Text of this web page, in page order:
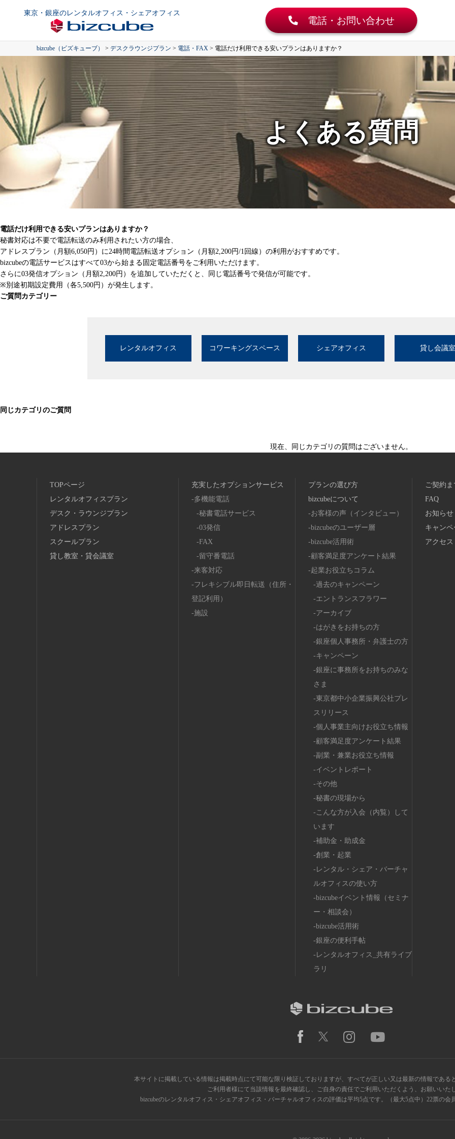
東京・銀座のレンタルオフィス・シェアオフィス
電話・お問い合わせ
bizcube（ビズキューブ） > デスクラウンジプラン > 電話・FAX > 電話だけ利用できる安いプランはありますか？
よくある質問
電話だけ利用できる安いプランはありますか？
秘書対応は不要で電話転送のみ利用されたい方の場合、
アドレスプラン（月額6,050円）に24時間電話転送オプション（月額2,200円/1回線）の利用がおすすめです。
bizcubeの電話サービスはすべて03から始まる固定電話番号をご利用いただけます。
さらに03発信オプション（月額2,200円）を追加していただくと、同じ電話番号で発信が可能です。
※別途初期設定費用（各5,500円）が発生します。
ご質問カテゴリー
レンタルオフィス コワーキングスペース シェアオフィス 貸し会議室
同じカテゴリのご質問
現在、同じカテゴリの質問はございません。
TOPページ
レンタルオフィスプラン
デスク・ラウンジプラン
アドレスプラン
スクールプラン
貸し教室・貸会議室
充実したオプションサービス
多機能電話
秘書電話サービス
03発信
FAX
留守番電話
来客対応
フレキシブル即日転送（住所・
登記利用）
施設
プランの選び方
bizcubeについて
お客様の声（インタビュー）
bizcubeのユーザー層
bizcube活用術
顧客満足度アンケート結果
起業お役立ちコラム
過去のキャンペーン
エントランスフラワー
アーカイブ
はがきをお持ちの方
銀座個人事務所・弁護士の方
キャンペーン
銀座に事務所をお持ちのみな
さま
東京都中小企業振興公社プレ
スリリース
個人事業主向けお役立ち情報
顧客満足度アンケート結果
副業・兼業お役立ち情報
イベントレポート
その他
秘書の現場から
こんな方が入会（内覧）して
います
補助金・助成金
創業・起業
レンタル・シェア・バーチャ
ルオフィスの使い方
bizcubeイベント情報（セミナ
ー・相談会）
bizcube活用術
銀座の便利手帖
レンタルオフィス_共有ライブ
ラリ
ご契約
FAQ
お知らせ
キャンペ
アクセス
本サイトに掲載している情報は掲載時点にて可能な限り検証しておりますが、すべてが正しい又は最新の情報である
ご利用者様にて当該情報を最終確認し、ご自身の責任でご利用いただくよう、お願いいた
bizcubeのレンタルオフィス・シェアオフィス・バーチャルオフィスの評価は平均5点です。（最大5点中）22票の会